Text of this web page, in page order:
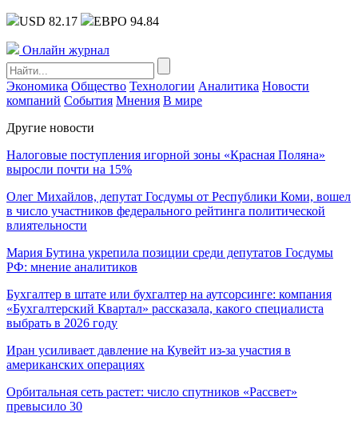
USD 82.17 ЕВРО 94.84
Онлайн журнал
Экономика Общество Технологии Аналитика Новости
компаний События Мнения В мире
Другие новости
Налоговые поступления игорной зоны «Красная Поляна»
выросли почти на 15%
Олег Михайлов, депутат Госдумы от Республики Коми, вошел
в число участников федерального рейтинга политической
влиятельности
Мария Бутина укрепила позиции среди депутатов Госдумы
РФ: мнение аналитиков
Бухгалтер в штате или бухгалтер на аутсорсинге: компания
«Бухгалтерский Квартал» рассказала, какого специалиста
выбрать в 2026 году
Иран усиливает давление на Кувейт из-за участия в
американских операциях
Орбитальная сеть растет: число спутников «Рассвет»
превысило 30